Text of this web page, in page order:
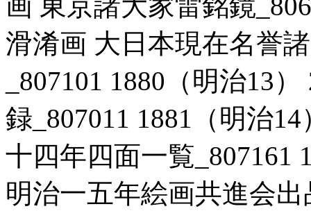
滑淆画 大日本現在名誉
_807101 1880（明治13
録_807011 1881（明治
十四年四面一覧_807161
明治一五年絵画共進会